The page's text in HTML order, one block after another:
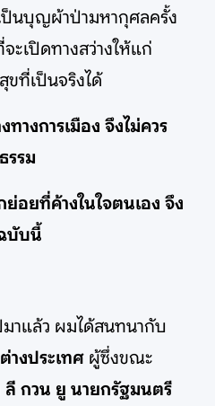
ป็นบุญผ้าป่ามหากุศลครั้ง
ะเปิดทางสว่างให้แก่
ขที่เป็นจริงได้
ทางการเมือง จึงไม่ควร
รรม
ที่ค้างในใจตนเอง จึง
บับนี้
ผมได้สนทนากับ
างประเทศ ผู้ซึ่งขณะ
ลี กวน ยู นายกรัฐมนตรี